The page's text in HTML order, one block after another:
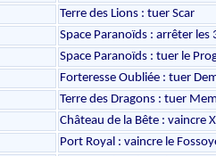
Terre des Lions : tuer Scar
Space Paranoïds : arrêter
Space Paranoïds : tuer le
Forteresse Oubliée : tuer
Terre des Dragons : tuer
Château de la Bête : vaincre
Port Royal : vaincre le